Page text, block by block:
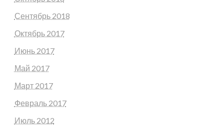
Сентябрь 2018
Октябрь 2017
Июнь 2017
Май 2017
Март 2017
Февраль 2017
Июль 2012